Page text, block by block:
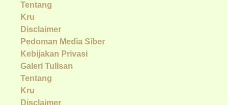
Tentang
Kru
Disclaimer
Pedoman Media Siber
Kebijakan Privasi
Galeri Tulisan
Tentang
Kru
Disclaimer